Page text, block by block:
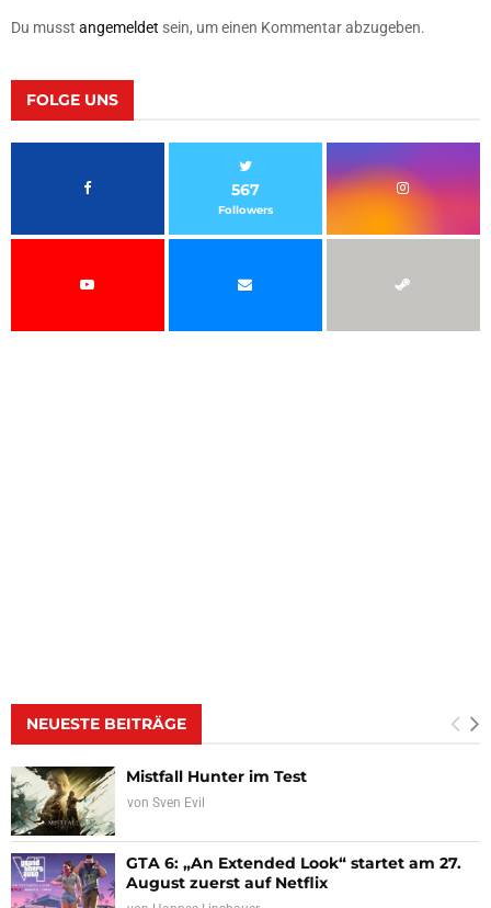
Du musst angemeldet sein, um einen Kommentar abzugeben.
FOLGE UNS
567
Followers
NEUESTE BEITRÄGE
Mistfall Hunter im Test
von Sven Evil
GTA 6: „An Extended Look“ startet am 27.
August zuerst auf Netflix